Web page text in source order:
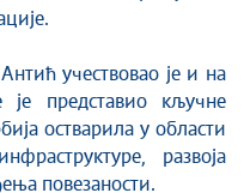
учествовао је и на
је представио кључне
остварила у области
развоја
повезаности.